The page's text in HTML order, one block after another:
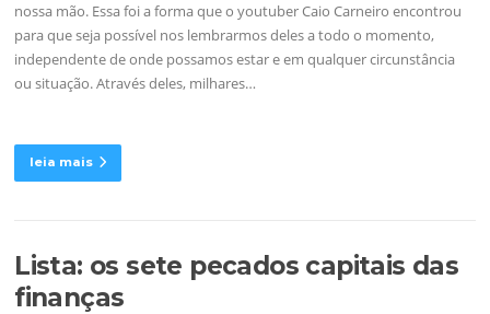
nossa mão. Essa foi a forma que o youtuber Caio Carneiro encontrou
para que seja possível nos lembrarmos deles a todo o momento,
independente de onde possamos estar e em qualquer circunstância
ou situação. Através deles, milhares…
leia mais
Lista: os sete pecados capitais das
finanças